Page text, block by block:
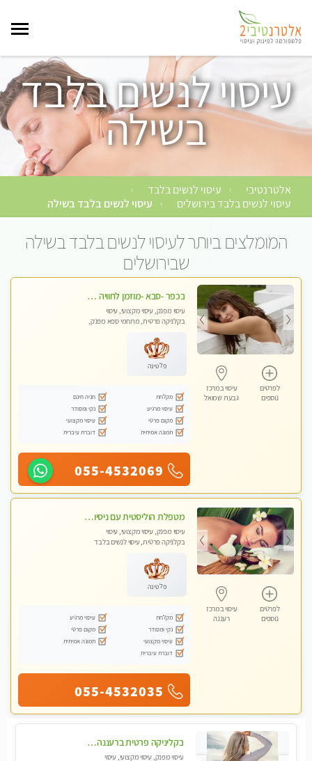
עיסוי לנשים בלבד
בשילה
אלטרנטיבי › עיסוי לנשים בלבד ›
עיסוי לנשים בלבד בירושלים › עיסוי לנשים בלבד בשילה
המומלצים ביותר לעיסוי לנשים בלבד בשילה
שבירושלים
לפרטים
נוספים
עיסוי במרכז
גבעת שמואל
בכפר -סבא -מוזמן לחוויה בלתי נשכחת!!!עיסוי מפנק ביותר מומלץ לחלוטין!!!
עיסוי מפנק, עיסוי מקצועי, עיסוי
בקלניקה פרטית, מתחמי ספא מפנק,
לנשים בלבד
פלטינה
מקלחת
חניה חינם
עיסוי מרגיע
נקי ומסודר
מקום פרטי
עיסוי מקצועי
תמונה אמיתית
דוברת עיברית
055-4532069
לפרטים
נוספים
עיסוי במרכז
רעננה
מטפלת הוליסטית עם ניסיון מעל עשור. עיסוי הוליסטי לגוף ולנשמה עם שמנים חמים מתאים: לגברים/נשים ונשים בהריון . ומקצועית ברמה גבוהה
עיסוי מפנק, עיסוי מקצועי, עיסוי
בקלניקה פרטית, עיסוי לנשים בלבד
פלטינה
מקלחת
עיסוי מרגיע
נקי ומסודר
מקום פרטי
עיסוי מקצועי
תמונה אמיתית
דוברת עיברית
055-4532035
בקליניקה פרטית ברעננה עיסוי לחידוש אנרגיות עיסוי מומלץ מאוד !
עיסוי מפנק, עיסוי מקצועי, עיסוי